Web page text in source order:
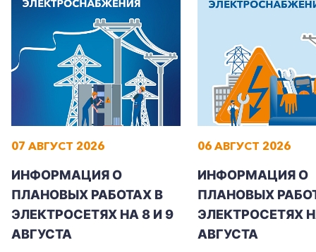
+7-800-700-24-57
Заказать обратный звонок
Корпоративным клиентам
07 АВГУСТ 2026
ИНФОРМАЦИЯ О
ПЛАНОВЫХ РАБОТАХ В
ЭЛЕКТРОСЕТЯХ НА 8 И 9
АВГУСТА
06 АВГУСТ 2026
ИНФОРМАЦИЯ О
ПЛАНОВЫХ
ЭЛЕКТРОСЕТЯХ
АВГУСТА